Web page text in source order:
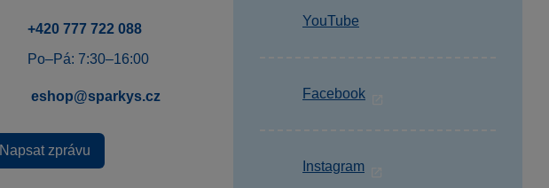
+420 777 722 088
Po–Pá: 7:30–16:00
eshop@sparkys.cz
Napsat zprávu
YouTube
Facebook
Instagram